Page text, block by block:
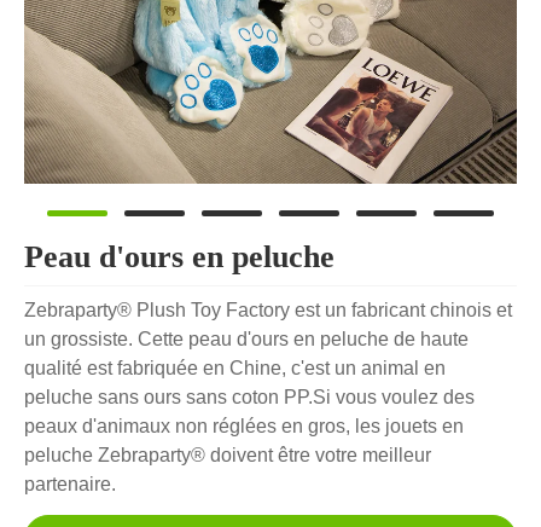
Peau d'ours en peluche
Zebraparty® Plush Toy Factory est un fabricant chinois et
un grossiste. Cette peau d'ours en peluche de haute
qualité est fabriquée en Chine, c'est un animal en
peluche sans ours sans coton PP.Si vous voulez des
peaux d'animaux non réglées en gros, les jouets en
peluche Zebraparty® doivent être votre meilleur
partenaire.